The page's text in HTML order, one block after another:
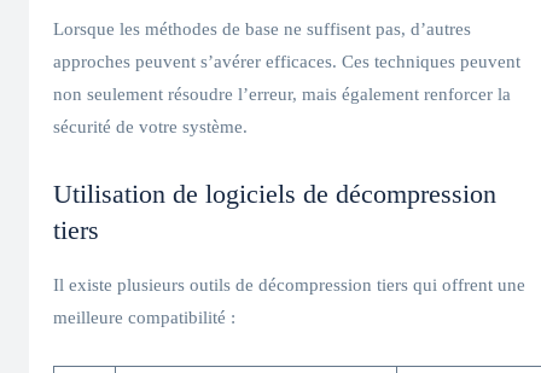
Lorsque les méthodes de base ne suffisent pas, d’autres
approches peuvent s’avérer efficaces. Ces techniques peuvent
non seulement résoudre l’erreur, mais également renforcer la
sécurité de votre système.
Utilisation de logiciels de décompression
tiers
Il existe plusieurs outils de décompression tiers qui offrent une
meilleure compatibilité :